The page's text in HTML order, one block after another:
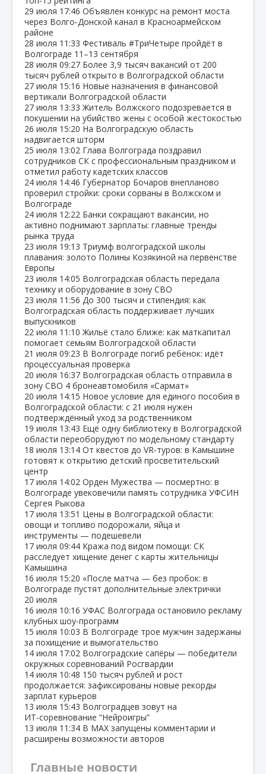
29 июля 17:46 Объявлен конкурс на ремонт моста
через Волго‑Донской канал в Красноармейском
районе
28 июля 11:33 Фестиваль #ТриЧетыре пройдёт в
Волгограде 11–13 сентября
28 июля 09:27 Более 3,9 тысяч вакансий от 200
тысяч рублей открыто в Волгоградской области
27 июля 15:16 Новые назначения в финансовой
вертикали Волгоградской области
27 июля 13:33 Житель Волжского подозревается в
покушении на убийство жены с особой жестокостью
26 июля 15:20 На Волгоградскую область
надвигается шторм
25 июля 13:02 Глава Волгограда поздравил
сотрудников СК с профессиональным праздником и
отметил работу кадетских классов
24 июля 14:46 Губернатор Бочаров внепланово
проверил стройки: сроки сорваны в Волжском и
Волгограде
24 июля 12:22 Банки сокращают вакансии, но
активно поднимают зарплаты: главные тренды
рынка труда
23 июля 19:13 Триумф волгоградской школы
плавания: золото Полины Козякиной на первенстве
Европы
23 июля 14:05 Волгоградская область передала
технику и оборудование в зону СВО
23 июля 11:56 До 300 тысяч и стипендия: как
Волгоградская область поддерживает лучших
выпускников
22 июля 11:10 Жильё стало ближе: как маткапитал
помогает семьям Волгоградской области
21 июля 09:23 В Волгограде погиб ребёнок: идёт
процессуальная проверка
20 июля 16:37 Волгоградская область отправила в
зону СВО 4 бронеавтомобиля «Сармат»
20 июля 14:15 Новое условие для единого пособия в
Волгоградской области: с 21 июля нужен
подтверждённый уход за родственником
19 июля 13:43 Ещё одну библиотеку в Волгоградской
области переоборудуют по модельному стандарту
18 июля 13:14 От квестов до VR‑туров: в Камышине
готовят к открытию детский просветительский
центр
17 июля 14:02 Орден Мужества — посмертно: в
Волгограде увековечили память сотрудника УФСИН
Сергея Рыкова
17 июля 13:51 Цены в Волгоградской области:
овощи и топливо подорожали, яйца и
инструменты — подешевели
17 июля 09:44 Кража под видом помощи: СК
расследует хищение денег с карты жительницы
Камышина
16 июля 15:20 «После матча — без пробок: в
Волгограде пустят дополнительные электрички
20 июля
16 июля 10:16 УФАС Волгограда остановило рекламу
клубных шоу‑программ
15 июля 10:03 В Волгограде трое мужчин задержаны
за похищение и вымогательство
14 июля 17:02 Волгоградские сапёры — победители
окружных соревнований Росгвардии
14 июля 10:48 150 тысяч рублей и рост
продолжается: зафиксированы новые рекорды
зарплат курьеров
13 июля 15:43 Волгоградцев зовут на
ИТ‑соревнование “Нейроигры”
13 июля 11:34 В МАХ запущены комментарии и
расширены возможности авторов
Главные новости